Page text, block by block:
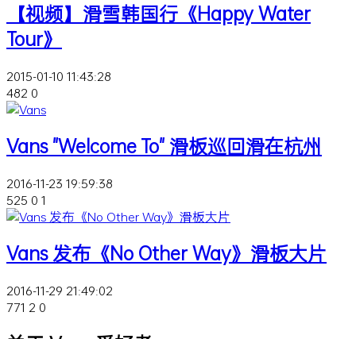
【视频】滑雪韩国行《Happy Water
Tour》
2015-01-10 11:43:28
482 0
Vans "Welcome To" 滑板巡回滑在杭州
2016-11-23 19:59:38
525 0 1
Vans 发布《No Other Way》滑板大片
2016-11-29 21:49:02
771 2 0